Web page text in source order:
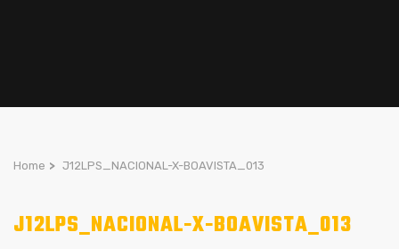
Home > J12LPS_NACIONAL-X-BOAVISTA_013
J12LPS_NACIONAL-X-BOAVISTA_013